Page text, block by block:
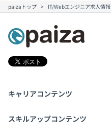
paizaトップ IT/Webエンジニア求人情報
キャリアコンテンツ
転職・キャリア
スキルアップコンテンツ